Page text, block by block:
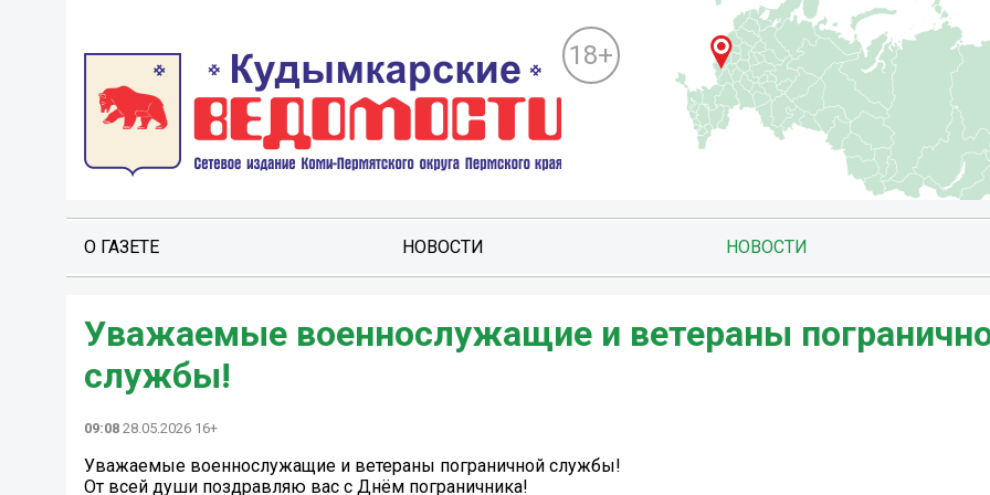
18+
О ГАЗЕТЕ НОВОСТИ НОВОСТИ
Уважаемые военнослужащие и ветераны
службы!
09:08 28.05.2026 16+
Уважаемые военнослужащие и ветераны пограничной службы!
От всей души поздравляю вас с Днём пограничника!